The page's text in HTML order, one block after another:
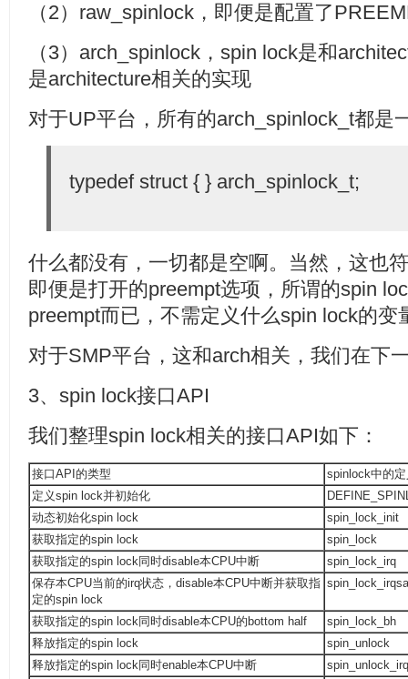
（2）raw_spinlock，即便是配置了
（3）arch_spinlock，spin lock是和
是architecture相关的实现
对于UP平台，所有的arch_spinlock_t都是
typedef struct { } arch_spinlock_t;
什么都没有，一切都是空啊。当然，这也
即便是打开的preempt选项，所谓的spin
preempt而已，不需定义什么spin lock的变
对于SMP平台，这和arch相关，我们在下
3、spin lock接口API
我们整理spin lock相关的接口API如下：
接口API的类型
spinlock中的
定义spin lock并初始化
动态初始化spin lock
spin_lock_init
获取指定的spin lock
spin_lock
获取指定的spin lock同时disable本CPU中断
spin_lock_irq
保存本CPU当前的irq状态，disable本CPU中断并获取指
定的spin lock
获取指定的spin lock同时disable本CPU的bottom half
spin_lock_bh
释放指定的spin lock
spin_unlock
释放指定的spin lock同时enable本CPU中断
spin_unlock_irq